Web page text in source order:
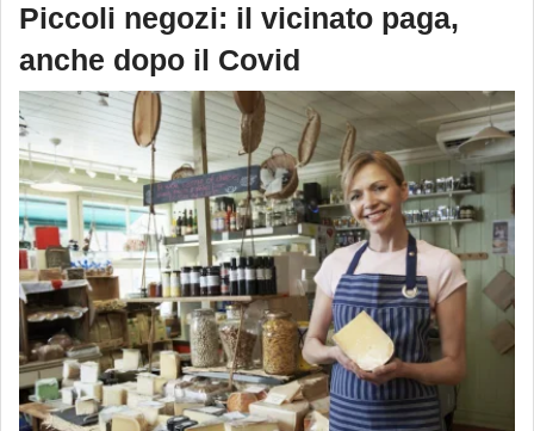
Piccoli negozi: il vicinato paga,
anche dopo il Covid